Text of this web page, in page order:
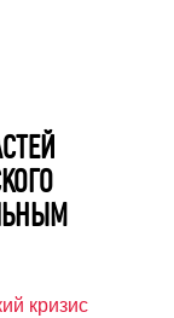
кризис